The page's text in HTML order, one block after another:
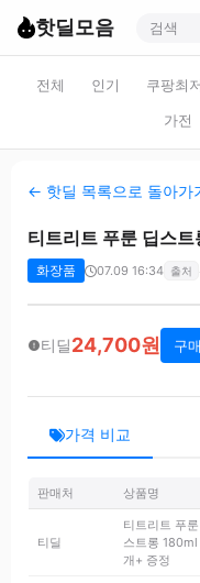
핫딜모음
전체 인기 쿠팡최
가전
← 핫딜 목록으로 돌아가
티트리트 푸룬 딥스
화장품 07.09 16:34 출처
티딜24,700원 구
가격 비교
판매처 상품명
티딜
티트리트 푸
스트롱 180ml
개+ 증정